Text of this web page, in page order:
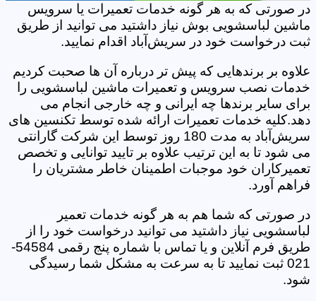
در صورتی که به هر گونه خدمات تعمیرات یا سرویس
ماشین لباسشویی بوش نیاز داشتید می توانید از طریق
ثبت درخواست خود در سریش‌آباد اقدام نمایید.
علاوه بر برندهایی که پیش تر درباره آن ها صحبت کردیم
خدمات نصب سرویس و تعمیرات ماشین لباسشویی را
برای سایر برندها چه ایرانی و چه خارجی انجام می
دهد.کلیه خدمات تعمیرات ارائه شده توسط تکنسین های
سریش‌آباد به مدت 180 روز توسط این شرکت گارانتی
می شود تا به این ترتیب علاوه بر تایید توانایی و تخصص
تعمیرکاران خود موجبات اطمینان خاطر مشتریان را
فراهم آورد.
در صورتی که شما هم به هر گونه خدمات تعمیر
لباسشویی نیاز داشتید می توانید درخواست خود را از
طریق فرم آنلاین و یا تماس با شماره پنج رقمی 54584-
021 ثبت نمایید تا به سرعت به مشکل شما رسیدگی
شود.